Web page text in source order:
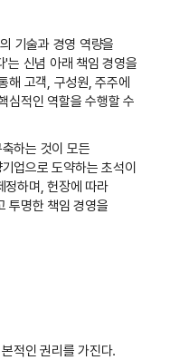
기술과 경영 역량을
'는 신념 아래 책임 경영을
해 고객, 구성원, 주주에
심적인 역할을 수행할 수
하는 것이 모든
업으로 도약하는 초석이
정하며, 헌장에 따라
투명한 책임 경영을
적인 권리를 가진다.